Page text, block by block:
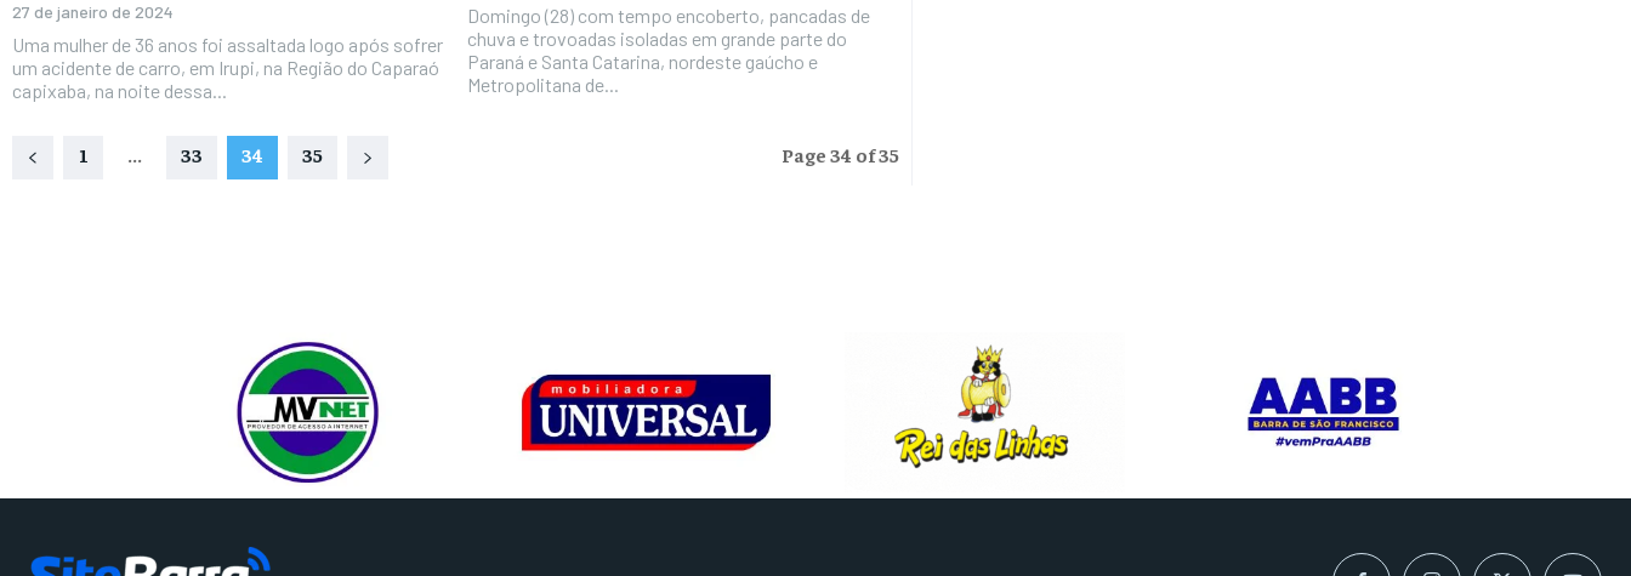
27 de janeiro de 2024
Uma mulher de 36 anos foi assaltada logo após sofrer
um acidente de carro, em Irupi, na Região do Caparaó
capixaba, na noite dessa...
Domingo (28) com tempo encoberto, pancadas de
chuva e trovoadas isoladas em grande parte do
Paraná e Santa Catarina, nordeste gaúcho e
Metropolitana de...
1 ... 33 34 35 Page 34 of 35